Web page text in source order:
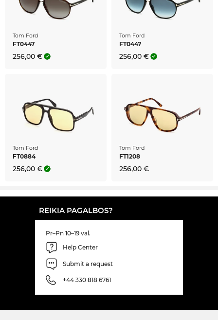
Tom Ford
FT0447
256,00 €
Tom Ford
FT0447
256,00 €
Tom Ford
FT0884
256,00 €
Tom Ford
FT1208
256,00 €
REIKIA PAGALBOS?
Pr–Pn 10–19 val.
Help Center
Submit a request
+44 330 818 6761